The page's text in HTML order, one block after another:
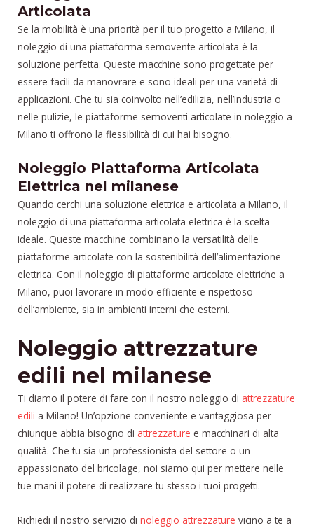
Articolata
Se la mobilità è una priorità per il tuo progetto a Milano, il
noleggio di una piattaforma semovente articolata è la
soluzione perfetta. Queste macchine sono progettate per
essere facili da manovrare e sono ideali per una varietà di
applicazioni. Che tu sia coinvolto nell’edilizia, nell’industria o
nelle pulizie, le piattaforme semoventi articolate in noleggio a
Milano ti offrono la flessibilità di cui hai bisogno.
Noleggio Piattaforma Articolata
Elettrica nel milanese
Quando cerchi una soluzione elettrica e articolata a Milano, il
noleggio di una piattaforma articolata elettrica è la scelta
ideale. Queste macchine combinano la versatilità delle
piattaforme articolate con la sostenibilità dell’alimentazione
elettrica. Con il noleggio di piattaforme articolate elettriche a
Milano, puoi lavorare in modo efficiente e rispettoso
dell’ambiente, sia in ambienti interni che esterni.
Noleggio attrezzature
edili nel milanese
Ti diamo il potere di fare con il nostro noleggio di attrezzature
edili a Milano! Un’opzione conveniente e vantaggiosa per
chiunque abbia bisogno di attrezzature e macchinari di alta
qualità. Che tu sia un professionista del settore o un
appassionato del bricolage, noi siamo qui per mettere nelle
tue mani il potere di realizzare tu stesso i tuoi progetti.
Richiedi il nostro servizio di noleggio attrezzature vicino a te a